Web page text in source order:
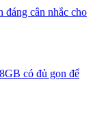
đáng cân nhắc cho
có đủ gọn để